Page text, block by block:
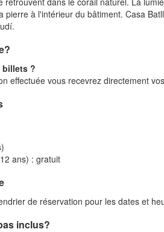
pierre à l'intérieur du bâtiment. Casa
billets ?
effectuée vous recevrez directement
ans) : gratuit
de réservation pour les dates et
inclus?